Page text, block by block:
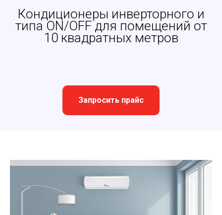
Кондиционеры инверторного и
типа ON/OFF для помещений от
10 квадратных метров
Запросить прайс